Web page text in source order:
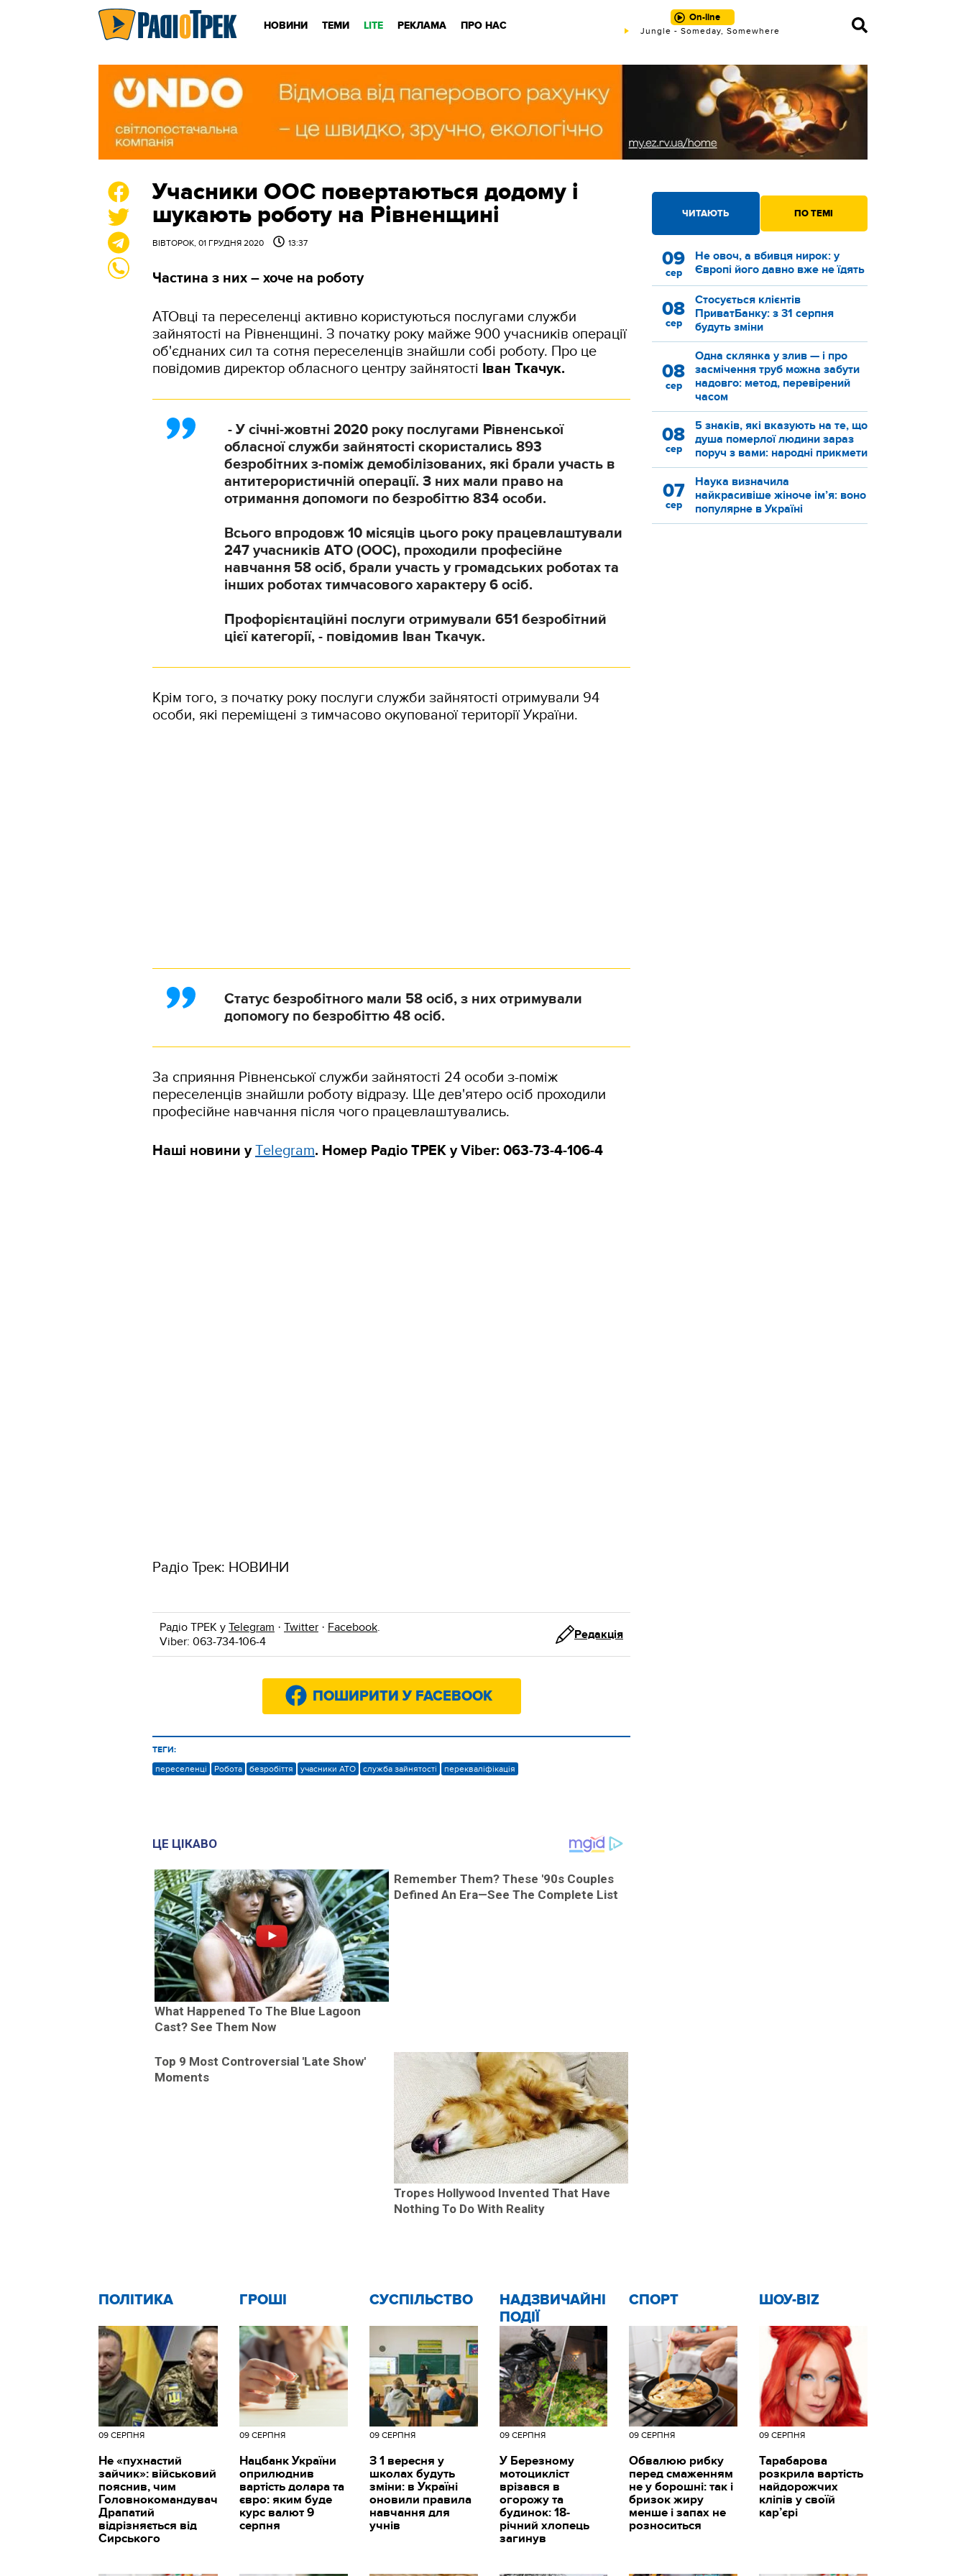
НОВИНИ ТЕМИ LITE РЕКЛАМА ПРО НАС
On-line
Jungle - Someday, Somewhere
Учасники ООС повертаються додому і
шукають роботу на Рівненщині
ВІВТОРОК, 01 ГРУДНЯ 2020 13:37
Частина з них – хоче на роботу
АТОвці та переселенці активно користуються послугами служби
зайнятості на Рівненщині. З початку року майже 900 учасників операції
об'єднаних сил та сотня переселенців знайшли собі роботу. Про це
повідомив директор обласного центру зайнятості Іван Ткачук.
- У січні-жовтні 2020 року послугами Рівненської
обласної служби зайнятості скористались 893
безробітних з-поміж демобілізованих, які брали участь в
антитерористичній операції. З них мали право на
отримання допомоги по безробіттю 834 особи.
Всього впродовж 10 місяців цього року працевлаштували
247 учасників АТО (ООС), проходили професійне
навчання 58 осіб, брали участь у громадських роботах та
інших роботах тимчасового характеру 6 осіб.
Профорієнтаційні послуги отримували 651 безробітний
цієї категорії, - повідомив Іван Ткачук.
Крім того, з початку року послуги служби зайнятості отримували 94
особи, які переміщені з тимчасово окупованої території України.
Статус безробітного мали 58 осіб, з них отримували
допомогу по безробіттю 48 осіб.
За сприяння Рівненської служби зайнятості 24 особи з-поміж
переселенців знайшли роботу відразу. Ще дев'ятеро осіб проходили
професійне навчання після чого працевлаштувались.
Наші новини у Тelegram. Номер Радіо ТРЕК у Viber: 063-73-4-106-4
Радіо Трек: НОВИНИ
Радіо ТРЕК у Telegram · Twitter · Facebook.
Viber: 063-734-106-4
Редакція
ПОШИРИТИ У FACEBOOK
ТЕГИ:
переселенці Робота безробіття учасники АТО служба зайнятості перекваліфікація
ЧИТАЮТЬ ПО ТЕМІ
09
сер
Не овоч, а вбивця нирок: у
Європі його давно вже не їдять
08
сер
Стосується клієнтів
ПриватБанку: з 31 серпня
будуть зміни
08
сер
Одна склянка у злив — і про
засмічення труб можна забути
надовго: метод, перевірений
часом
08
сер
5 знаків, які вказують на те, що
душа померлої людини зараз
поруч з вами: народні прикмети
07
сер
Наука визначила
найкрасивіше жіноче ім’я: воно
популярне в Україні
ЦЕ ЦІКАВО
What Happened To The Blue Lagoon
Cast? See Them Now
Remember Them? These '90s Couples
Defined An Era—See The Complete List
Top 9 Most Controversial 'Late Show'
Moments
Tropes Hollywood Invented That Have
Nothing To Do With Reality
ПОЛІТИКА
09 СЕРПНЯ
Не «пухнастий
зайчик»: військовий
пояснив, чим
Головнокомандувач
Драпатий
відрізняється від
Сирського
ГРОШІ
09 СЕРПНЯ
Нацбанк України
оприлюднив
вартість долара та
євро: яким буде
курс валют 9
серпня
CУСПІЛЬСТВО
09 СЕРПНЯ
З 1 вересня у
школах будуть
зміни: в Україні
оновили правила
навчання для
учнів
НАДЗВИЧАЙНІ
ПОДІЇ
09 СЕРПНЯ
У Березному
мотоцикліст
врізався в
огорожу та
будинок: 18-
річний хлопець
загинув
СПОРТ
09 СЕРПНЯ
Обвалюю рибку
перед смаженням
не у борошні: так і
бризок жиру
менше і запах не
розноситься
ШОУ-BIZ
09 СЕРПНЯ
Тарабарова
розкрила вартість
найдорожчих
кліпів у своїй
кар’єрі